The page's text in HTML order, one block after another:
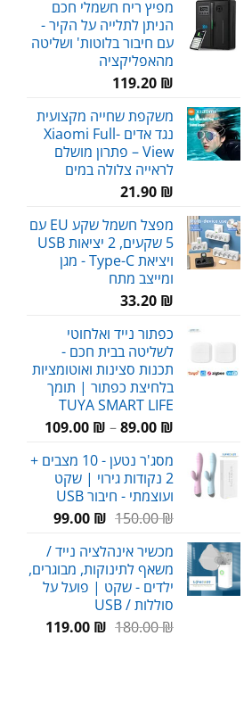
מפיץ ריח חשמלי חכם
הניתן לתלייה על הקיר -
עם חיבור בלוטות' ושליטה
מהאפליקציה
119.20 ₪
משקפת שחייה מקצועית
נגד אדים Xiaomi Full-
View – פתרון מושלם
לראייה צלולה במים
21.90 ₪
מפצל חשמל שקע EU עם
5 שקעים, 2 יציאות USB
ויציאת Type-C - מגן
ומייצב מתח
33.20 ₪
כפתור נייד ואלחוטי
לשליטה בבית חכם -
תכנות סצינות ואוטומציות
בלחיצת כפתור | תומך
TUYA SMART LIFE
89.00 ₪
–
109.00 ₪
מסג'ר נטען - 10 מצבים +
2 נקודות גירוי | שקט
ועוצמתי - חיבור USB
150.00₪
המחיר
היה:
150.00 ₪.
99.00 ₪
המחיר
הוא:
99.00 ₪.
מכשיר אינהלציה נייד /
משאף לתינוקות, מבוגרים,
ילדים - שקט | פועל על
סוללות / USB
180.00₪
המחיר119.00 ₪
המחיר